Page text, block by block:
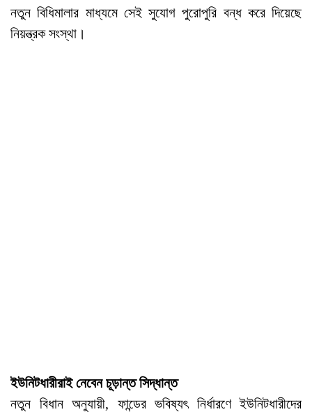
নতুন বিধিমালার মাধ্যমে সেই সুযোগ পুরোপুরি বন্ধ করে দিয়েছে
নিয়ন্ত্রক সংস্থা।
ইউনিটধারীরাই নেবেন চূড়ান্ত সিদ্ধান্ত
নতুন বিধান অনুযায়ী, ফান্ডের ভবিষ্যৎ নির্ধারণে ইউনিটধারীদের